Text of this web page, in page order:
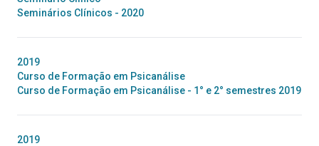
Seminários Clínicos - 2020
2019
Curso de Formação em Psicanálise
Curso de Formação em Psicanálise - 1° e 2° semestres 2019
2019